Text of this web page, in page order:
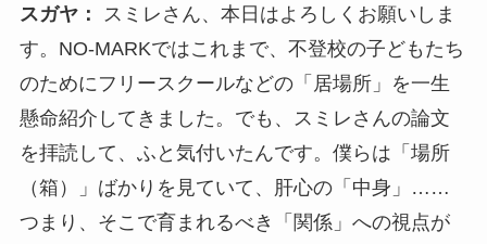
スガヤ：
スミレさん、本日はよろしくお願いしま
す。NO-MARKではこれまで、不登校の子どもたち
のためにフリースクールなどの「居場所」を一生
懸命紹介してきました。でも、スミレさんの論文
を拝読して、ふと気付いたんです。僕らは「場所
（箱）」ばかりを見ていて、肝心の「中身」……
つまり、そこで育まれるべき「関係」への視点が